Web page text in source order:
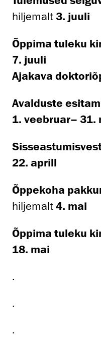
hiljemalt 3. juuli
Õppima tuleku
7. juuli
Ajakava
Avalduste
1. veebruar– 31.
22. aprill
Õppekoha
hiljemalt 4. mai
Õppima tuleku
18. mai
.
.
.